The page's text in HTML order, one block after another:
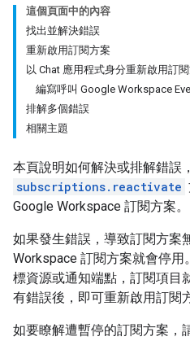
這個頁面中的內容
找出並解決錯誤
重新啟用訂閱方案
以 Chat 應用程式身分重新啟用訂
編寫呼叫 Google Workspace
排解多個錯誤
相關主題
本頁說明如何解決或排解錯誤
subscriptions.reactivate
Google Workspace 訂閱方案。
如果發生錯誤，導致訂閱方案
Workspace 訂閱方案就會停用
標資源或通知端點，訂閱項目
有錯誤後，即可重新啟用訂閱
如要瞭解遭暫停的訂閱方案，